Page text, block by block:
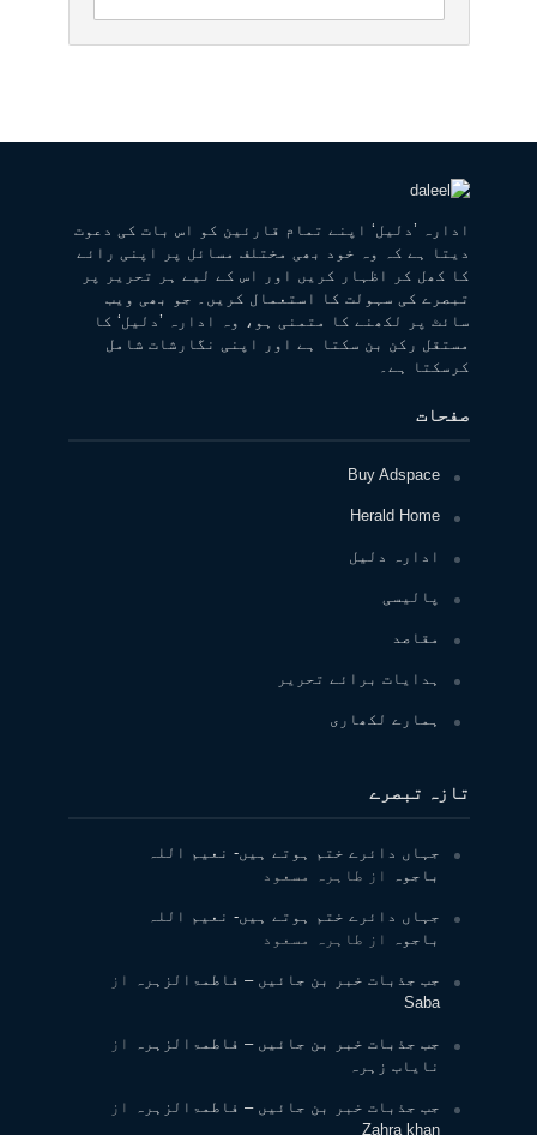
ادارہ ’دلیل‘ اپنے تمام قارئین کو اس بات کی دعوت
دیتا ہے کہ وہ خود بھی مختلف مسائل پر اپنی رائے
کا کھل کر اظہار کریں اور اس کے لیے ہر تحریر پر
تبصرے کی سہولت کا استعمال کریں۔ جو بھی ویب
سائٹ پر لکھنے کا متمنی ہو، وہ ادارہ ’دلیل‘ کا
مستقل رکن بن سکتا ہے اور اپنی نگارشات شامل
کرسکتا ہے۔
صفحات
Buy Adspace
Herald Home
ادارہ دلیل
پالیسی
مقاصد
ہدایات برائے تحریر
ہمارے لکھاری
تازہ تبصرے
جہاں دائرے ختم ہوتے ہیں- نعیم اللہ
باجوہ
از طاہرہ مسعود
جہاں دائرے ختم ہوتے ہیں- نعیم اللہ
باجوہ
از طاہرہ مسعود
جب جذبات خبر بن جائیں – فاطمۃالزہرہ
از
Saba
جب جذبات خبر بن جائیں – فاطمۃالزہرہ
از
نایاب زہرہ
جب جذبات خبر بن جائیں – فاطمۃالزہرہ
از
Zahra khan